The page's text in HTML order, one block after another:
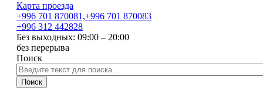
Карта проезда
+996 701 870081,+996 701 870083
+996 312 442828
Без выходных: 09:00 – 20:00
без перерыва
Поиск
Поиск